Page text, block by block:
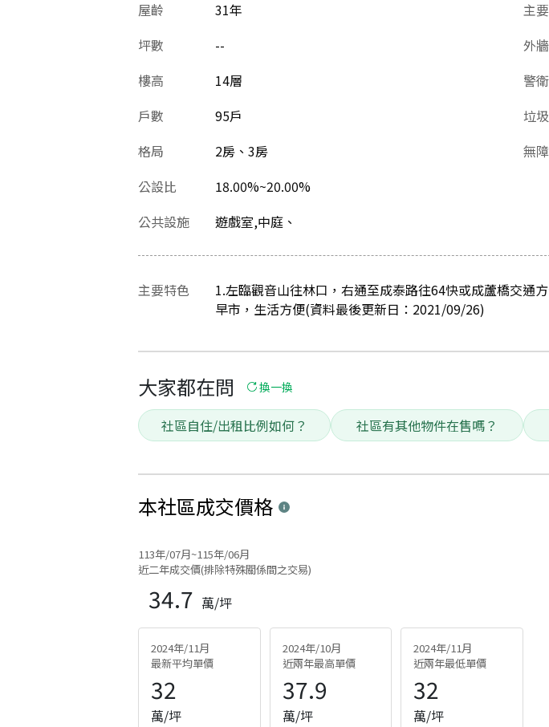
屋齡 31年
坪數
--
樓高
14層
戶數
95戶
格局
2房、3房
公設比
18.00%~20.00%
主
外
警
垃
無
公共設施 遊戲室,中庭、
主要特色
1.左臨觀音山往林口，右通至成泰路往64快或成蘆橋交通
早市，生活方便(資料最後更新日：2021/09/26)
大家都在問 換一換
社區自住/出租比例如何？ 社區有其他物件在售嗎？
本社區成交價格
113年/07月~115年/06月
近二年成交價(排除特殊關係間之交易)
34.7 萬/坪
2024年/11月
最新平均單價
32
萬/坪
2024年/10月
近兩年最高單價
37.9
萬/坪
2024年/11月
近兩年最低單價
32
萬/坪